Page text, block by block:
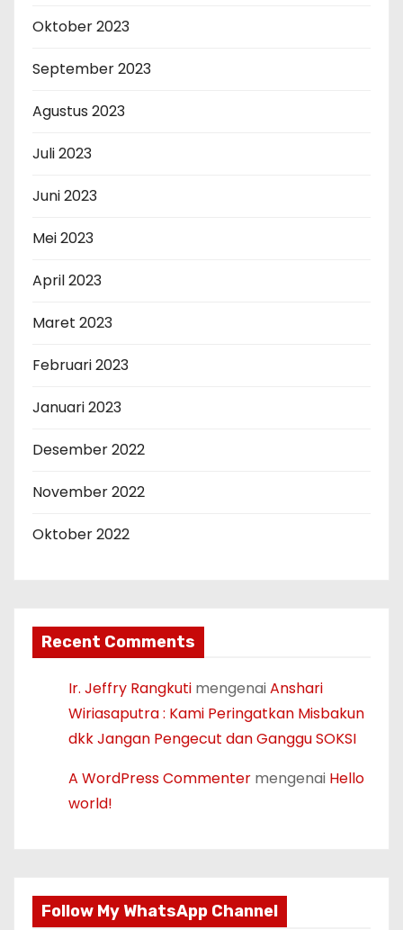
Oktober 2023
September 2023
Agustus 2023
Juli 2023
Juni 2023
Mei 2023
April 2023
Maret 2023
Februari 2023
Januari 2023
Desember 2022
November 2022
Oktober 2022
Recent Comments
Ir. Jeffry Rangkuti mengenaiAnshari
Wiriasaputra : Kami Peringatkan Misbakun
dkk Jangan Pengecut dan Ganggu SOKSI
A WordPress Commenter mengenai Hello
world!
Follow My WhatsApp Channel